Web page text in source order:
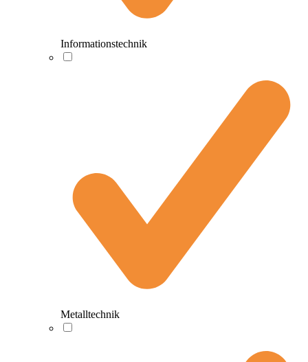
Informationstechnik
Metalltechnik